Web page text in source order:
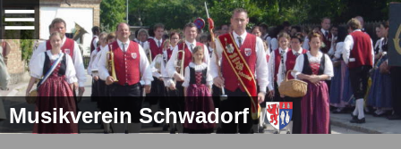
Musikverein Schwadorf